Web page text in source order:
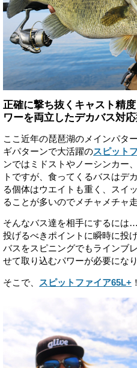
正確に撃ち抜くキャスト精
ワーを両立したデカバス対応
ここ近年の琵琶湖のメインパタ
ギパターンで大活躍のスピット
ンではミドストやノーシンカー
トですが、食ってくるバスはデ
る個体はウエイトも重く、スイ
ることが多いのでメチャメチャ走
そんなバス達を相手にするに
投げるべきポイントに瞬時に投
バスをスピニングでもラインブ
せて取り込むパワーが必要になり
そこで、 スピットファイア65L+ ！